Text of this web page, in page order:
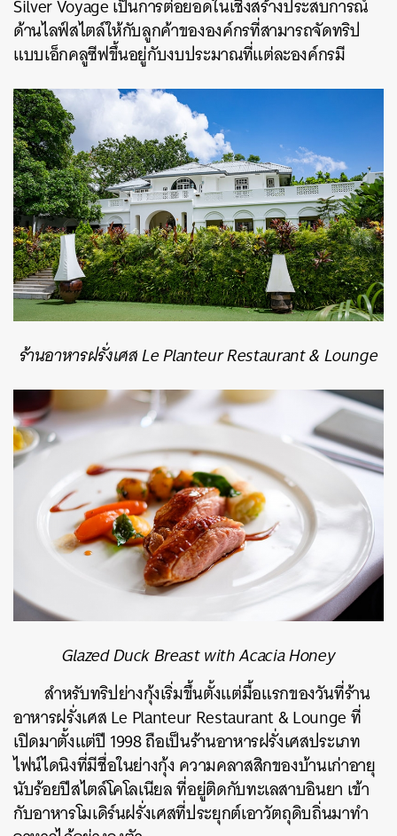
Silver Voyage เป็นการต่อยอดในเชิงสร้างประสบการณ์
ด้านไลฟ์สไตล์ให้กับลูกค้าขององค์กรที่สามารถจัดทริป
แบบเอ็กคลูซีฟขึ้นอยู่กับงบประมาณที่แต่ละองค์กรมี
ร้านอาหารฝรั่งเศส Le Planteur Restaurant & Lounge
Glazed Duck Breast with Acacia Honey
สำหรับทริปย่างกุ้งเริ่มขึ้นตั้งแต่มื้อแรกของวันที่ร้าน
อาหารฝรั่งเศส Le Planteur Restaurant & Lounge ที่
เปิดมาตั้งแต่ปี 1998 ถือเป็นร้านอาหารฝรั่งเศสประเภท
ไฟน์ไดนิงที่มีชื่อในย่างกุ้ง ความคลาสสิกของบ้านเก่าอายุ
นับร้อยปีสไตล์โคโลเนียล ที่อยู่ติดกับทะเลสาบอินยา เข้า
กับอาหารโมเดิร์นฝรั่งเศสที่ประยุกต์เอาวัตถุดิบถิ่นมาทำ